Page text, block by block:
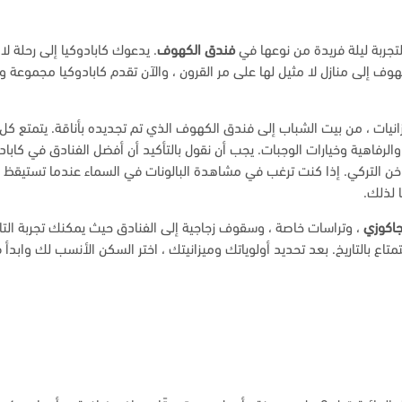
ليلة فريدة من نوعها فيفندق الكهوف . يدعوك كابادوكيا إلى رحلة
إلى منازل لا مثيل لها على مر القرون ، والآن تقدم كابادوكيا
، من بيت الشباب إلى فندق الكهوف الذي تم تجديده بأناقة. يتمتع
وخيارات الوجبات. يجب أن نقول بالتأكيد أن أفضل الفنادق في
التركي. إذا كنت ترغب في مشاهدة البالونات في السماء عندما
لذلك.
جاكوزي ، وتراسات خاصة ، وسقوف زجاجية إلى الفنادق حيث يمكنك تجربة
بالتاريخ. بعد تحديد أولوياتك وميزانيتك ، اختر السكن الأنسب لك